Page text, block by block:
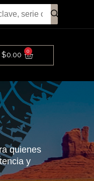
$0.00 0 Cart
quienes
y